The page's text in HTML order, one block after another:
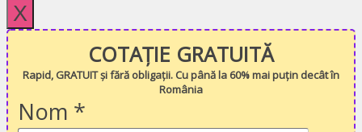
X
COTAȚIE GRATUITĂ
Rapid, GRATUIT și fără obligații. Cu până la 60% mai puțin decât în
România
Nom *